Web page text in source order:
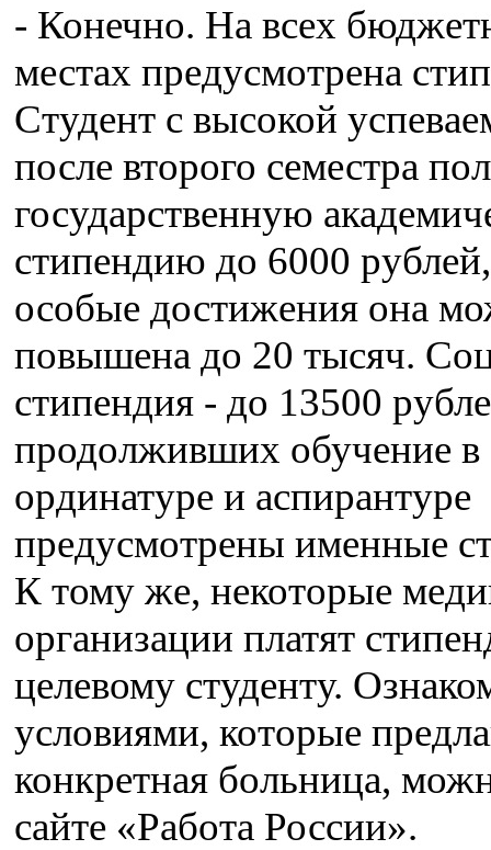
- Конечно. На всех
местах предусмотрена
Студент с высокой
после второго семестра
государственную
стипендию до 6000
особые достижения она
повышена до 20 тысяч.
стипендия - до 13500
продолживших обучение в
ординатуре и аспирантуре
предусмотрены именные
К тому же, некоторые
организации платят
целевому студенту.
условиями, которые
конкретная больница,
сайте «Работа России».